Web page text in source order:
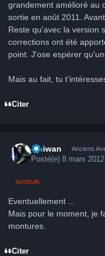
grandement amélioré au
sortie en août 2011.
Reste qu'avec la version
corrections ont été
point. J'ose espérer
Mais au fait, tu
Citer
Obiwan Anciens
Posté(e)8 mars 2012
AUTEUR
Eventuellement ...
Mais pour le moment, je
montures.
Citer